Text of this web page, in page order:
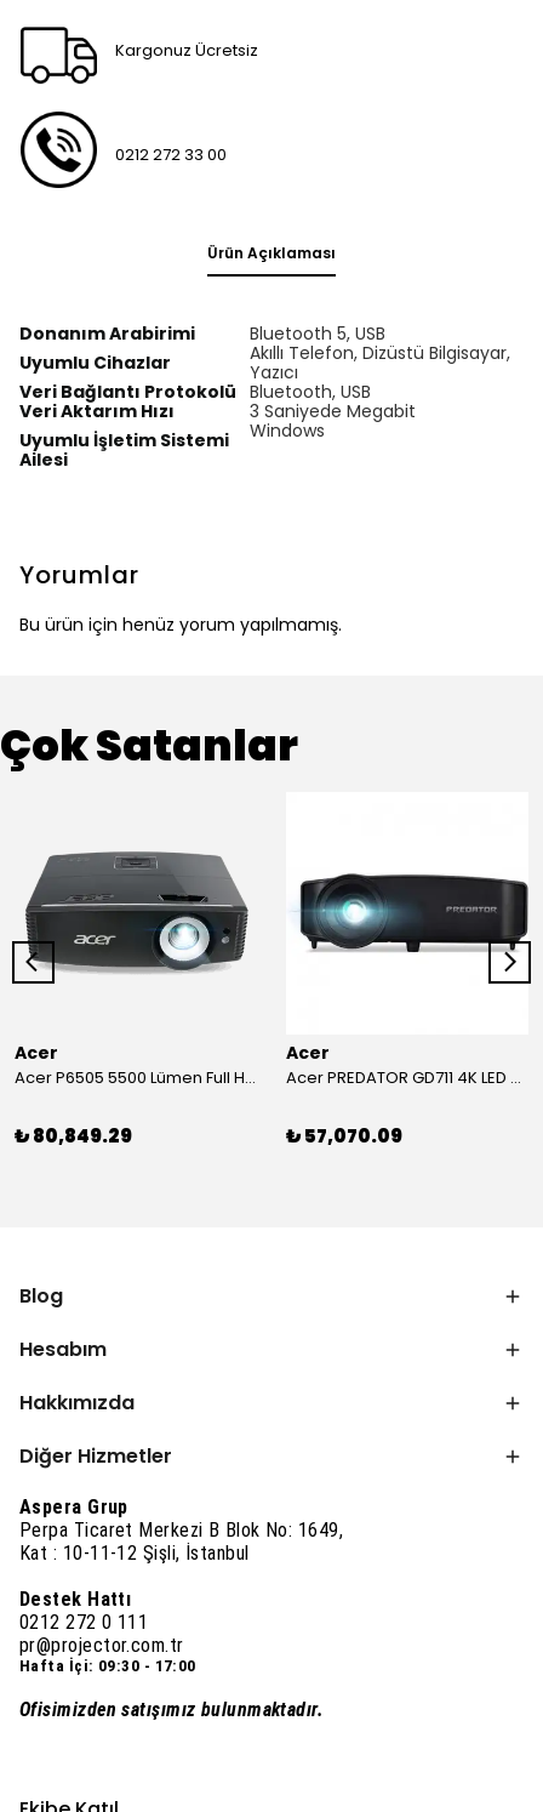
Kargonuz Ücretsiz
0212 272 33 00
Ürün Açıklaması
Donanım Arabirimi
Bluetooth 5, USB
Uyumlu Cihazlar
Akıllı Telefon, Dizüstü Bilgisayar,
Yazıcı
Veri Bağlantı Protokolü Bluetooth, USB
Veri Aktarım Hızı
3 Saniyede Megabit
Uyumlu İşletim Sistemi
Ailesi
Windows
Yorumlar
Bu ürün için henüz yorum yapılmamış.
Çok Satanlar
Acer
Acer P6505 5500 Lümen Full HD Toplantı Odası Projeksiyonu
₺ 80,849.29
Acer
Acer PREDATOR GD711 4K LED Projeksiyon
₺ 57,070.09
Blog
Hesabım
Hakkımızda
Diğer Hizmetler
Aspera Grup
Perpa Ticaret Merkezi B Blok No: 1649,
Kat : 10-11-12 Şişli, İstanbul
Destek Hattı
0212 272 0 111
pr@projector.com.tr
Hafta İçi: 09:30 - 17:00
Ofisimizden satışımız bulunmaktadır.